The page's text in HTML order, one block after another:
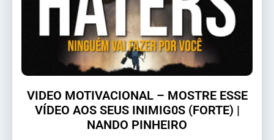
VIDEO MOTIVACIONAL – MOSTRE ESSE
VÍDEO AOS SEUS INIMIG0S (FORTE) |
NANDO PINHEIRO